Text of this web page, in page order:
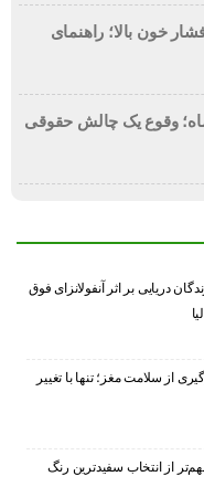
خون بالا؛ راهنمای
وقوع یک چالش حقوقی
دریایی بر اثر آنفولانزای فوق
از سلامت مغز؛ تنها با تغییر
از انتخاب سفیدترین رنگ